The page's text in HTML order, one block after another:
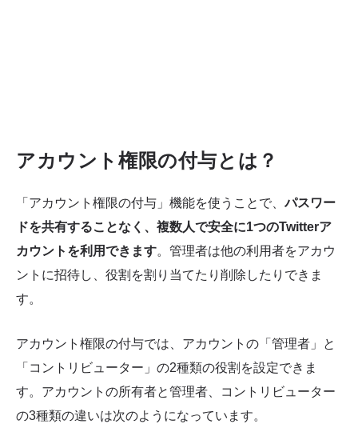
アカウント権限の付与とは？
「アカウント権限の付与」機能を使うことで、パスワー
ドを共有することなく、複数人で安全に1つのTwitterア
カウントを利用できます。管理者は他の利用者をアカウ
ントに招待し、役割を割り当てたり削除したりできま
す。
アカウント権限の付与では、アカウントの「管理者」と
「コントリビューター」の2種類の役割を設定できま
す。アカウントの所有者と管理者、コントリビューター
の3種類の違いは次のようになっています。